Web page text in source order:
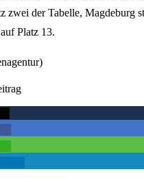
zwei der Tabelle, Magdeburg
Platz 13.